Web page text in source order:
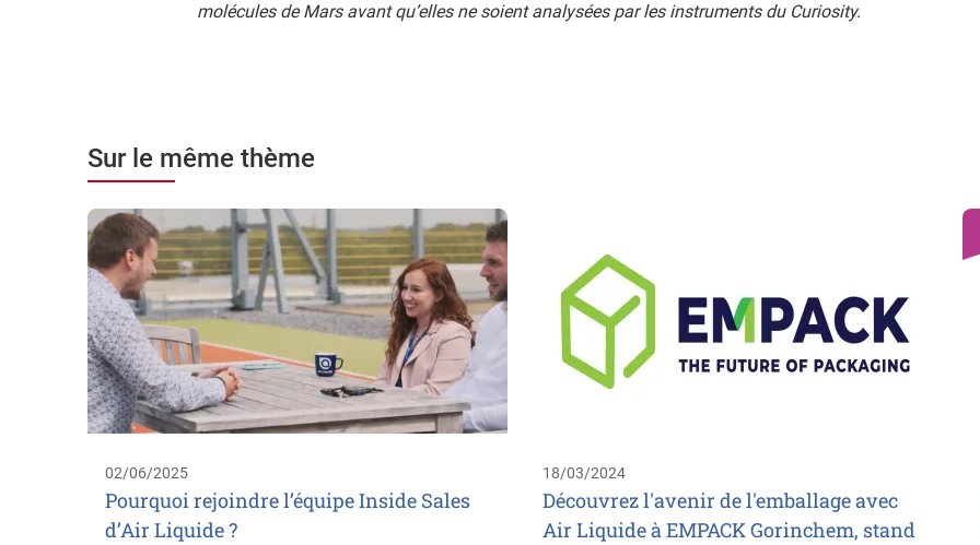
molécules de Mars avant qu’elles ne soient analysées par les instruments du Curiosity.
Sur le même thème
02/06/2025
Pourquoi rejoindre l’équipe Inside Sales
d’Air Liquide ?
18/03/2024
Découvrez l'avenir de l'emballage avec
Air Liquide à EMPACK Gorinchem, stand